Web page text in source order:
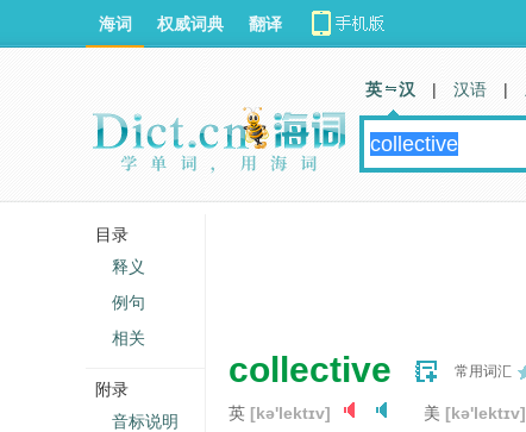
collective 常用词汇
英 [kə'lektɪv] 美 [kə'lektɪv]
海词 权威词典 翻译
英 汉 | 汉语 |
目录
释义
例句
相关
附录
音标说明